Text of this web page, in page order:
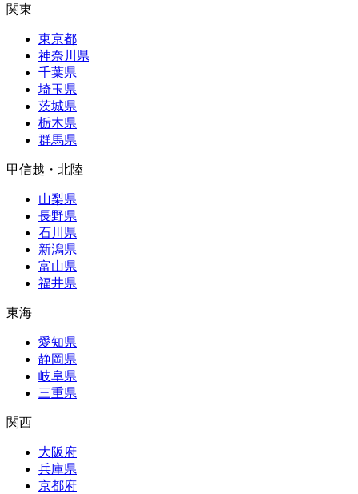
関東
東京都
神奈川県
千葉県
埼玉県
茨城県
栃木県
群馬県
甲信越・北陸
山梨県
長野県
石川県
新潟県
富山県
福井県
東海
愛知県
静岡県
岐阜県
三重県
関西
大阪府
兵庫県
京都府